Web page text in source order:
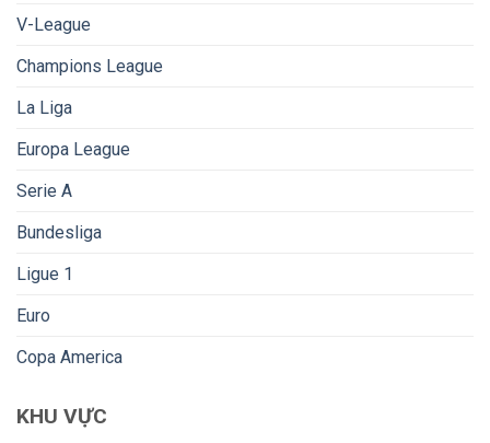
V-League
Champions League
La Liga
Europa League
Serie A
Bundesliga
Ligue 1
Euro
Copa America
KHU VỰC